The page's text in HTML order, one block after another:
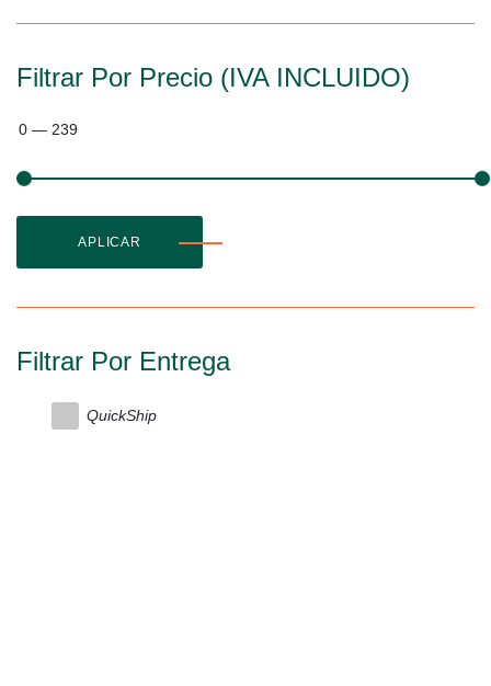
Filtrar Por Precio (IVA INCLUIDO)
0 — 239
APLICAR
Filtrar Por Entrega
QuickShip